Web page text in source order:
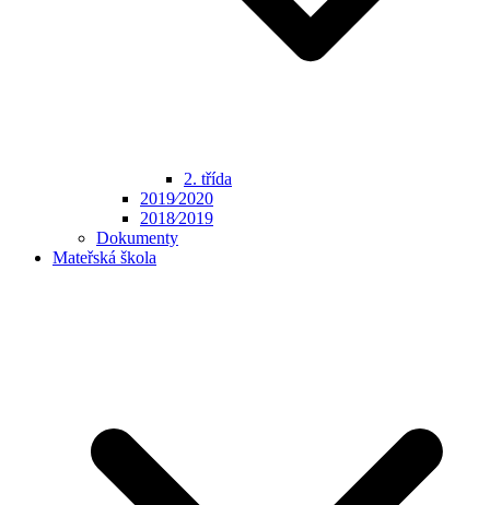
2. třída
2019⁄2020
2018⁄2019
Dokumenty
Mateřská škola